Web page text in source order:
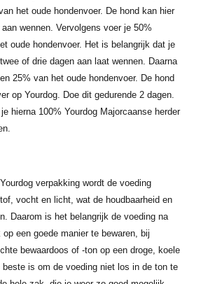
het oude hondenvoer. De hond kan hier
wennen. Vervolgens voer je 50%
oude hondenvoer. Het is belangrijk dat je
of drie dagen aan laat wennen. Daarna
25% van het oude hondenvoer. De hond
op Yourdog. Doe dit gedurende 2 dagen.
hierna 100% Yourdog Majorcaanse herder
verpakking wordt de voeding
vocht en licht, wat de houdbaarheid en
Daarom is het belangrijk de voeding na
een goede manier te bewaren, bij
bewaardoos of -ton op een droge, koele
is om de voeding niet los in de ton te